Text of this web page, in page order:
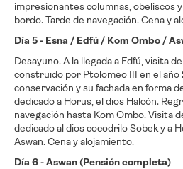
impresionantes columnas, obeliscos
bordo. Tarde de navegación. Cena y
Día 5 - Esna / Edfú / Kom Ombo /
Desayuno. A la llegada a Edfú, visita
construido por Ptolomeo III en el año
conservación y su fachada en forma
dedicado a Horus, el dios Halcón.
navegación hasta Kom Ombo. Visita
dedicado al dios cocodrilo Sobek y a
Aswan. Cena y alojamiento.
Día 6 - Aswan (Pensión completa)